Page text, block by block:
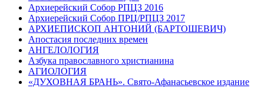
Архиерейский Собор РПЦЗ 2016
Архиерейский Собор ПРЦ/РПЦЗ 2017
АРХИЕПИСКОП АНТОНИЙ (БАРТОШЕВИЧ)
Апостасия последних времен
АНГЕЛОЛОГИЯ
Азбука православного христианина
АГИОЛОГИЯ
«ДУХОВНАЯ БРАНЬ». Свято-Афанасьевское издание